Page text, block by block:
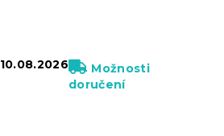
10.08.2026
Možnosti
doručení